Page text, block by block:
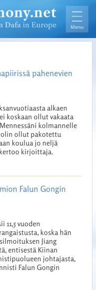
pahenevien
alkaen
koskaan ollut vakaata
kolmannelle
ollut pakotettu
koulua jo neljä
kirjoittaja.
Falun Gongin
11,5 vuoden
koska hän
Jiang
entisestä Kiinan
johtajasta,
Falun Gongin